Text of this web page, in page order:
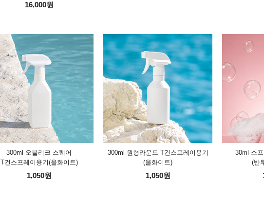
16,000원
300ml-오블리크 스퀘어
T건스프레이용기(올화이트)
1,050원
300ml-원형라운드 T건스프레이용기
(올화이트)
1,050원
30ml-소
(반